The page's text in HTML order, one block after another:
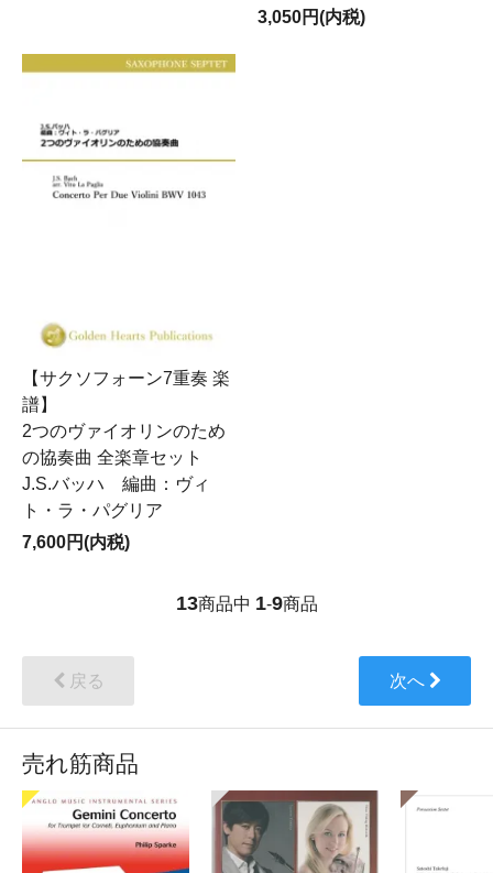
3,050円(内税)
【サクソフォーン7重奏 楽
譜】
2つのヴァイオリンのため
の協奏曲 全楽章セット
J.S.バッハ 編曲：ヴィ
ト・ラ・パグリア
7,600円(内税)
13商品中 1-9商品
戻る 次へ
売れ筋商品